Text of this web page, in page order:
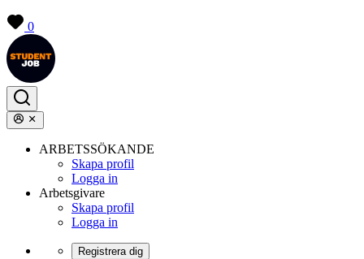
0
ARBETSSÖKANDE
Skapa profil
Logga in
Arbetsgivare
Skapa profil
Logga in
Registrera dig